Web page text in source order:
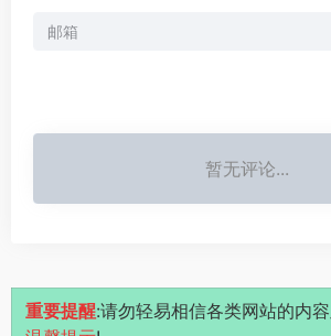
暂无评论...
重要提醒:请勿轻易相信各类网站的内